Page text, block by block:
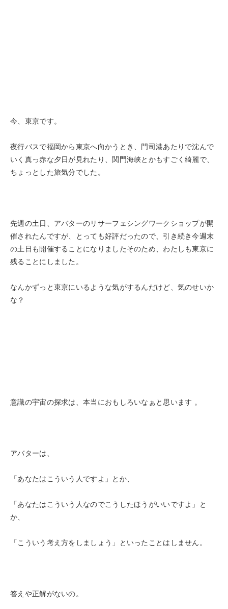
今、東京です。
夜行バスで福岡から東京へ向かうとき、門司港あたりで沈んで
いく真っ赤な夕日が見れたり、関門海峡とかもすごく綺麗で、
ちょっとした旅気分でした。
先週の土日、アバターのリサーフェシングワークショップが開
催されたんですが、とっても好評だったので、引き続き今週末
の土日も開催することになりましたそのため、わたしも東京に
残ることにしました。
なんかずっと東京にいるような気がするんだけど、気のせいか
な？
意識の宇宙の探求は、本当におもしろいなぁと思います 。
アバターは、
「あなたはこういう人ですよ」とか、
「あなたはこういう人なのでこうしたほうがいいですよ」と
か、
「こういう考え方をしましょう」といったことはしません。
答えや正解がないの。